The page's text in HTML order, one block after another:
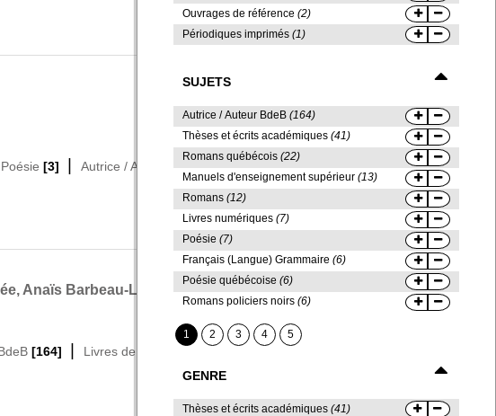
Ouvrages de référence (2)
Périodiques imprimés (1)
SUJETS
Autrice / Auteur BdeB (164)
Thèses et écrits académiques (41)
Romans québécois (22)
Manuels d'enseignement supérieur (13)
Romans (12)
Livres numériques (7)
Poésie (7)
Français (Langue) Grammaire (6)
Poésie québécoise (6)
Romans policiers noirs (6)
1 2 3 4 5
GENRE
Thèses et écrits académiques (41)
[3] Autrice / Auteur BdeB [164] |Poésie [1466]
Anaïs Barbeau-Lavalette
[164] Livres de photographies